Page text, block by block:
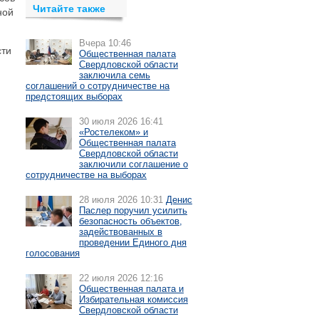
Читайте также
Вчера 10:46
Общественная палата
Свердловской области
заключила семь
соглашений о сотрудничестве на
предстоящих выборах
30 июля 2026 16:41
«Ростелеком» и
Общественная палата
Свердловской области
заключили соглашение о
сотрудничестве на выборах
28 июля 2026 10:31 Денис
Паслер поручил усилить
безопасность объектов,
задействованных в
проведении Единого дня
голосования
22 июля 2026 12:16
Общественная палата и
Избирательная комиссия
Свердловской области